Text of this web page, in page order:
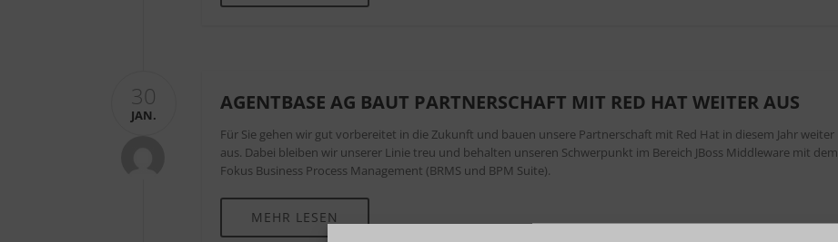
30
JAN.
AGENTBASE AG BAUT PARTNERSCHAFT MIT RED HAT WEITER AUS
Für Sie gehen wir gut vorbereitet in die Zukunft und bauen unsere Partnerschaft mit Red Hat in diesem Jahr weiter
aus. Dabei bleiben wir unserer Linie treu und behalten unseren Schwerpunkt im Bereich JBoss Middleware mit dem
Fokus Business Process Management (BRMS und BPM Suite).
MEHR LESEN